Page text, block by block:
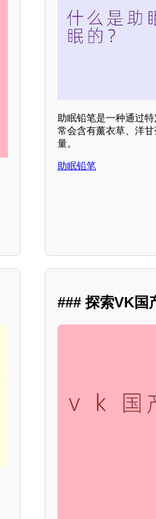
助眠铅笔是一种通过
常会含有薰衣草、洋
量。
助眠铅笔
### 探索VK国